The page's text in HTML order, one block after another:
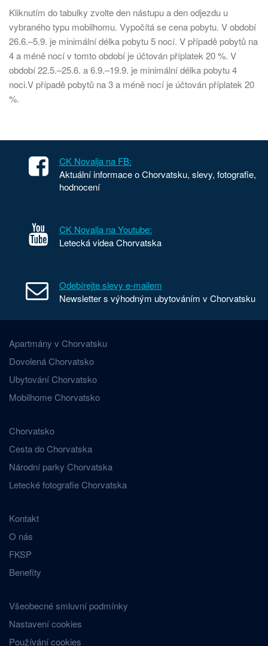
Kliknutím do tabulky zvolte den nástupu a den odjezdu u
vybraného typu mobilhomu. Vypočítá se cena pobytu. V období
26.6.–5.9. je minimální délka pobytu 5 nocí. V případě pobytů na
4 a méně nocí v tomto období je účtován příplatek 20 %. V
období 22.5.–25.6. a 6.9.–19.9. je minimální délka pobytu 4
noci.V případě pobytů na 3 a méně nocí je účtován příplatek 20
%.
CK Novalja na FB:
Aktuální informace o Chorvatsku, slevy, fotografie,
hodnocení
CK Novalja na Youtube:
Letecká videa Chorvatska
Odebírejte slevy e-mailem
Newsletter s výhodným ubytováním v Chorvatsku
Apartmány v Chorvatsku
Dovolená Chorvatsko
Ubytování Chorvatsko
Mobilhome Chorvatsko
Chorvatsko
Cesta do Chorvatska
Národní parky Chorvatska
Letecké fotografie Chorvatska
Kontakt
O nás
FKSP
Benefity
Všeobecné smluvní podmínky
Nastavení cookies
Používání cookies